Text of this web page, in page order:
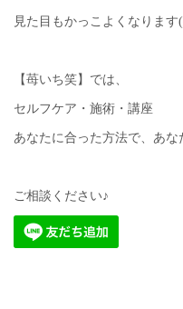
見た目もかっこよくなります
【苺いち笑】では、
セルフケア・施術・講座
あなたに合った方法で、あ
ご相談ください♪